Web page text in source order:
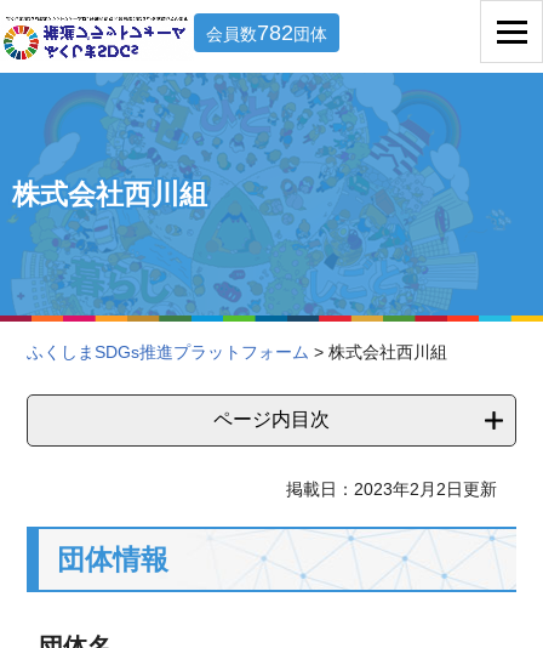
会員数782団体
株式会社西川組
ふくしまSDGs推進プラットフォーム > 株式会社西川組
ページ内目次
掲載日：2023年2月2日更新
団体情報